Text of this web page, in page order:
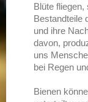
Blüte
Bestandteile
und ihre
davon,
uns
bei Regen
Bienen